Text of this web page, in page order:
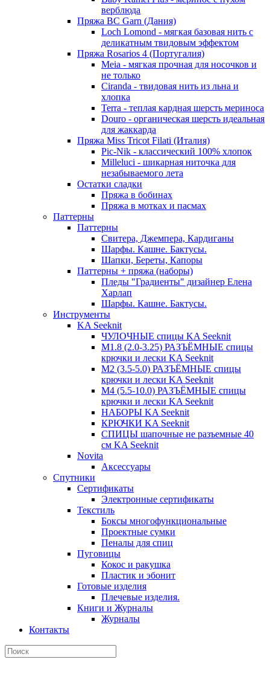
верблюда
Пряжа BC Garn (Дания)
Loch Lomond - мягкая базовая нить с
деликатным твидовым эффектом
Пряжа Rosarios 4 (Португалия)
Meia - мягкая прочная для носочков и
не только
Ciranda - твидовая нить из льна и
хлопка
Terra - теплая кардная шерсть мериноса
Douro - органическая шерсть идеальная
для жаккарда
Пряжа Miss Tricot Filati (Италия)
Pic-Nik - классический 100% хлопок
Milleluci - шикарная ниточка для
незабываемого лета
Остатки сладки
Пряжа в бобинах
Пряжа в мотках и пасмах
Паттерны
Паттерны
Свитера, Джемпера, Кардиганы
Шарфы. Кашне. Бактусы.
Шапки, Береты, Капоры
Паттерны + пряжа (наборы)
Пледы "Градиенты" дизайнер Елена
Харлап
Шарфы. Кашне. Бактусы.
Инструменты
KA Seeknit
ЧУЛОЧНЫЕ спицы KA Seeknit
М1.8 (2.0-3.25) РАЗЪЁМНЫЕ спицы
крючки и лески KA Seeknit
М2 (3.5-5.0) РАЗЪЁМНЫЕ спицы
крючки и лески KA Seeknit
М4 (5.5-10.0) РАЗЪЁМНЫЕ спицы
крючки и лески KA Seeknit
НАБОРЫ KA Seeknit
КРЮЧКИ KA Seeknit
СПИЦЫ шапочные не разъемные 40
см KA Seeknit
Novita
Аксессуары
Спутники
Сертификаты
Электронные сертификаты
Текстиль
Боксы многофункциональные
Проектные сумки
Пеналы для спиц
Пуговицы
Кокос и ракушка
Пластик и эбонит
Готовые изделия
Плечевые изделия.
Книги и Журналы
Журналы
Контакты